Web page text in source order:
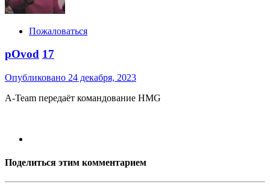
Пожаловаться
pOvod 17
Опубликовано 24 декабря, 2023
A-Team передаёт командование HMG
Поделиться этим комментарием